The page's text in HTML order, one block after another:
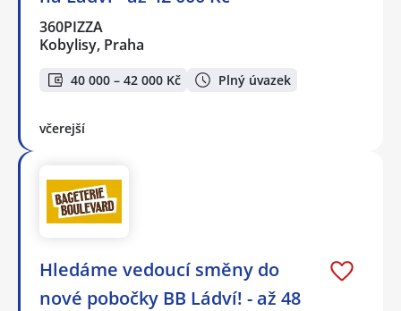
360PIZZA
Kobylisy, Praha
40 000 – 42 000 Kč Plný úvazek
včerejší
Hledáme vedoucí směny do
nové pobočky BB Ládví! - až 48